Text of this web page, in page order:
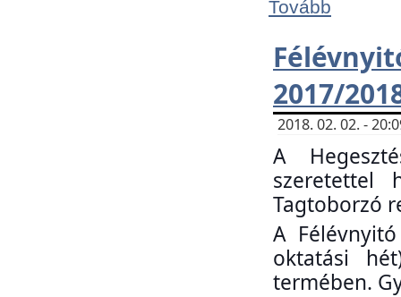
Tovább
2017/
2018. 02. 02. -
A
szeretettel
Tagtoborzó
A
oktatási
termében.